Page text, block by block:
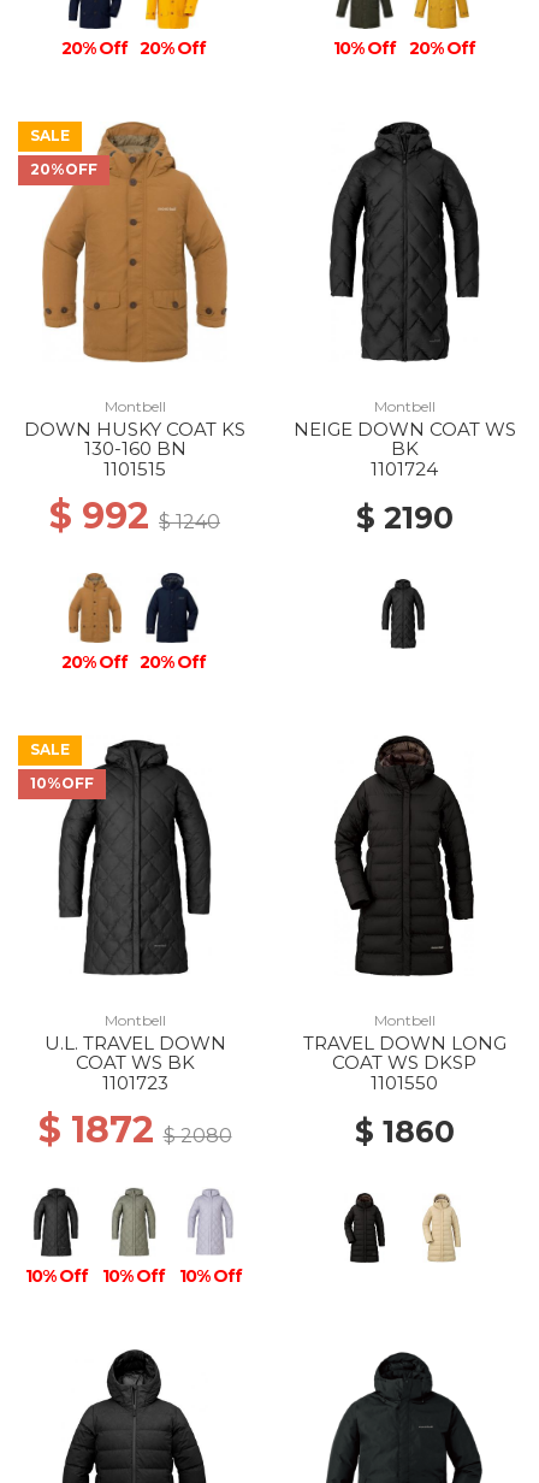
20% Off 20% Off 10% Off 20% Off
SALE
20%OFF
Montbell
DOWN HUSKY COAT KS
130-160 BN
1101515
$ 992 $ 1240
20% Off 20% Off
Montbell
NEIGE DOWN COAT WS
BK
1101724
$ 2190
SALE
10%OFF
Montbell
U.L. TRAVEL DOWN
COAT WS BK
1101723
$ 1872$ 2080
10% Off 10% Off 10% Off
Montbell
TRAVEL DOWN LONG
COAT WS DKSP
1101550
$ 1860